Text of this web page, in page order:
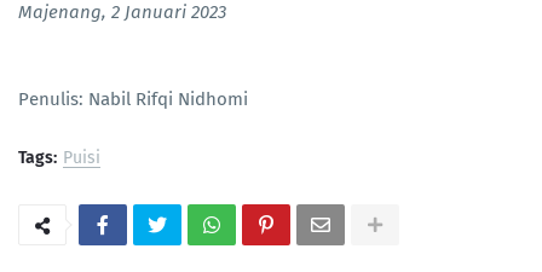
Majenang, 2 Januari 2023
Penulis: Nabil Rifqi Nidhomi
Tags: Puisi